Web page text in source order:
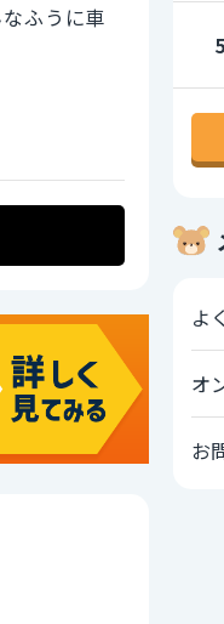
ふうに車
5
よ
オ
お